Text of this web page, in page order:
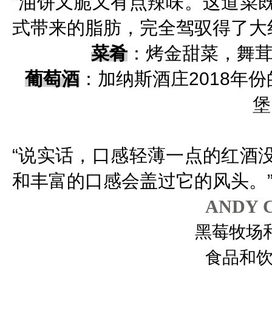
式带来的脂肪，完全驾驭得了大
菜肴 ：烤金甜菜，舞
葡萄酒 ：加纳斯酒庄2018年
“说实话，口感轻薄一点的红酒
和丰富的口感会盖过它的风头。
ANDY
黑莓牧场
食品和